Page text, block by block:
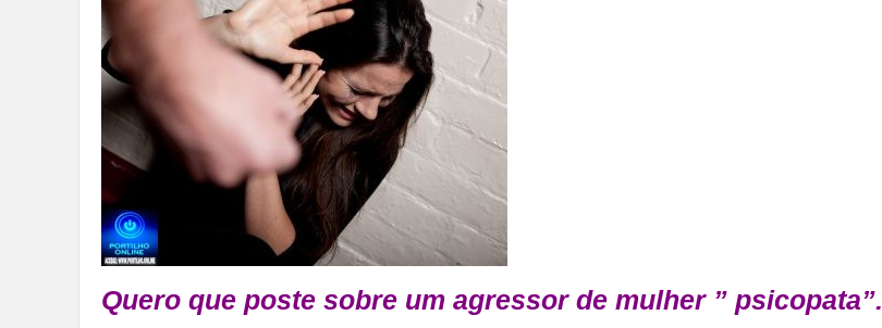
Quero que poste sobre um agressor de mulher ” psicopata”.